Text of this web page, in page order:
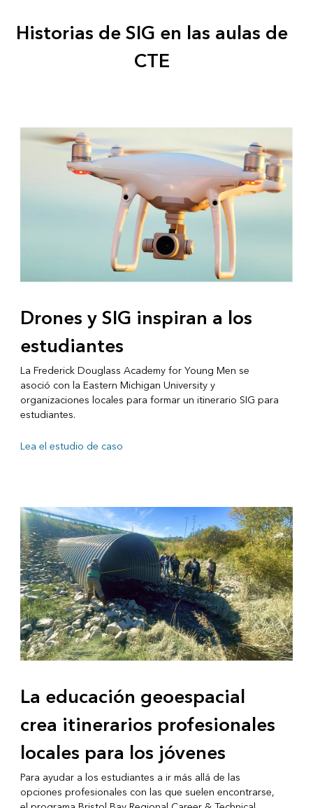
Historias de SIG en las aulas de
CTE
Drones y SIG inspiran a los
estudiantes
La Frederick Douglass Academy for Young Men se
asoció con la Eastern Michigan University y
organizaciones locales para formar un itinerario SIG para
estudiantes.
Lea el estudio de caso
La educación geoespacial
crea itinerarios profesionales
locales para los jóvenes
Para ayudar a los estudiantes a ir más allá de las
opciones profesionales con las que suelen encontrarse,